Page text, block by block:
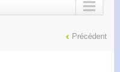
Précédent